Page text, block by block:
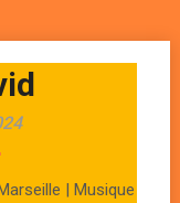
| Musique